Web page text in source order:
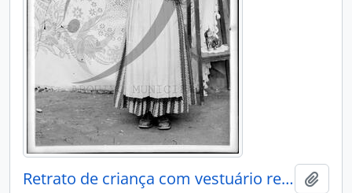
Retrato de criança com vestuário regional